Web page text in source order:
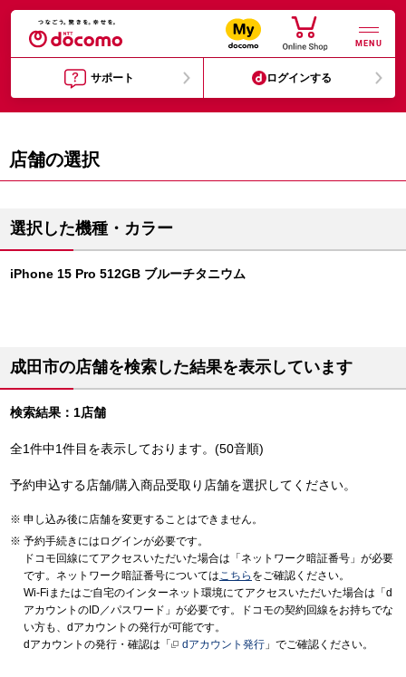
MENU
サポート ログインする
店舗の選択
選択した機種・カラー
iPhone 15 Pro 512GB ブルーチタニウム
成田市の店舗を検索した結果を表示しています
検索結果：1店舗
全1件中1件目を表示しております。(50音順)
予約申込する店舗/購入商品受取り店舗を選択してください。
申し込み後に店舗を変更することはできません。
予約手続きにはログインが必要です。
ドコモ回線にてアクセスいただいた場合は「ネットワーク暗証番号」が必要
です。ネットワーク暗証番号についてはこちら をご確認ください。
Wi-Fiまたはご自宅のインターネット環境にてアクセスいただいた場合は「d
アカウントのID／パスワード」が必要です。ドコモの契約回線をお持ちでな
い方も、dアカウントの発行が可能です。
dアカウントの発行・確認は「
dアカウント発行 」でご確認ください。